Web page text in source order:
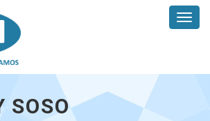
SOSO